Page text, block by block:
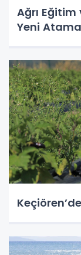
Ağrı
Yeni Atama